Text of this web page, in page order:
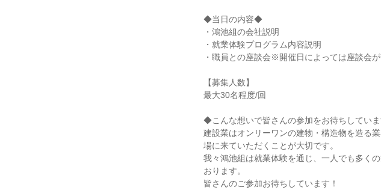
◆当日の内容◆
・鴻池組の会社説明
・就業体験プログラム内容説明
・職員との座談会※開催日によっては座談会
【募集人数】
最大30名程度/回
◆こんな想いで皆さんの参加をお待ちしてい
建設業はオンリーワンの建物・構造物を造る
場に来ていただくことが大切です。
我々鴻池組は就業体験を通じ、一人でも多く
おります。
皆さんのご参加お待ちしています！